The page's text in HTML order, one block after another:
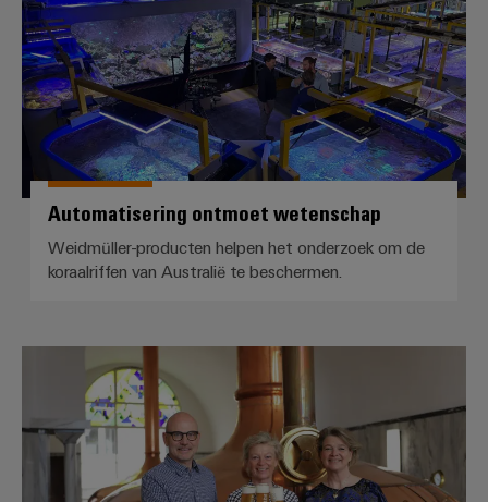
Automatisering ontmoet wetenschap
Weidmüller-producten helpen het onderzoek om de
koraalriffen van Australië te beschermen.
Alles gemarkeerd!